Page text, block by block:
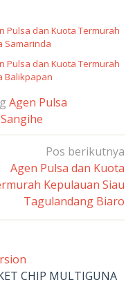
Pulsa dan Kuota Termurah
Samarinda
Pulsa dan Kuota Termurah
Balikpapan
Agen Pulsa
Pos berikutnya
Agen Pulsa dan Kuota
Kepulauan Siau
Tagulandang Biaro
CHIP MULTIGUNA